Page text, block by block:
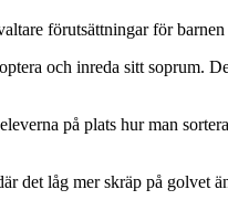
förutsättningar för
och inreda sitt soprum.
på plats hur man
det låg mer skräp på golvet